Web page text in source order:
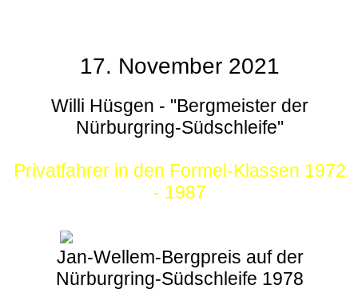
17. November 2021
Willi Hüsgen - "Bergmeister der
Nürburgring-Südschleife"
Privatfahrer in den Formel-Klassen 1972
- 1987
Jan-Wellem-Bergpreis auf der
Nürburgring-Südschleife 1978